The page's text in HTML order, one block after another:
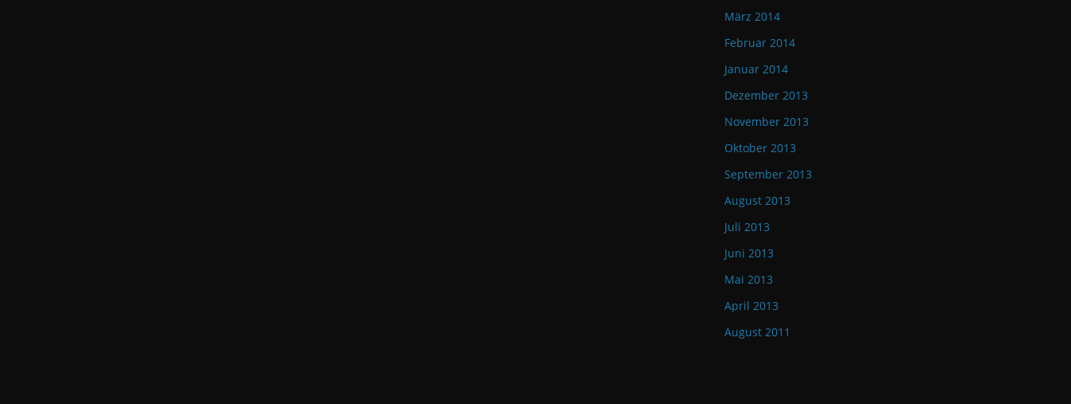
März 2014
Februar 2014
Januar 2014
Dezember 2013
November 2013
Oktober 2013
September 2013
August 2013
Juli 2013
Juni 2013
Mai 2013
April 2013
August 2011